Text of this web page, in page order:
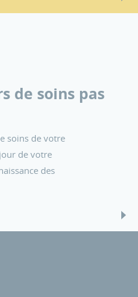
de soins pas
soins de votre
de votre
des